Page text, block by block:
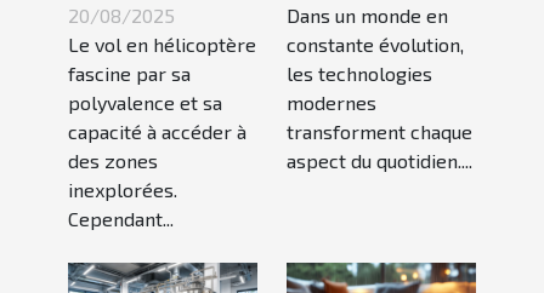
critères de
sécurité?
20/08/2025
Le vol en hélicoptère
fascine par sa
polyvalence et sa
capacité à accéder à
des zones
inexplorées.
Cependant...
améliorent le
quotidien
Dans un monde en
constante évolution,
les technologies
modernes
transforment chaque
aspect du quotidien....